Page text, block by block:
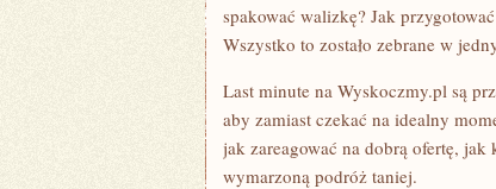
spakować walizkę? Jak
Wszystko to zostało zebrane w
Last minute na Wyskoczmy.pl są
aby zamiast czekać na idealny
jak zareagować na dobrą ofertę,
wymarzoną podróż taniej.